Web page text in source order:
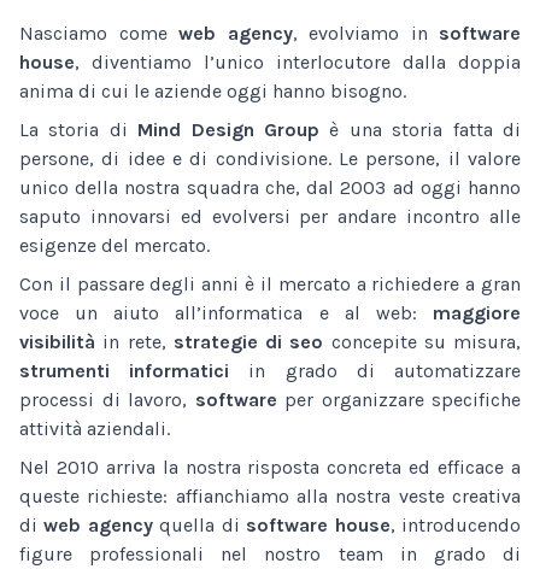
Nasciamo come web agency, evolviamo in software
house, diventiamo l’unico interlocutore dalla doppia
anima di cui le aziende oggi hanno bisogno.
La storia di Mind Design Group è una storia fatta di
persone, di idee e di condivisione. Le persone, il valore
unico della nostra squadra che, dal 2003 ad oggi hanno
saputo innovarsi ed evolversi per andare incontro alle
esigenze del mercato.
Con il passare degli anni è il mercato a richiedere a gran
voce un aiuto all’informatica e al web: maggiore
visibilità in rete, strategie di seo concepite su misura,
strumenti informatici in grado di automatizzare
processi di lavoro, software per organizzare specifiche
attività aziendali.
Nel 2010 arriva la nostra risposta concreta ed efficace a
queste richieste: affianchiamo alla nostra veste creativa
diweb agencyquella di software house, introducendo
figure professionali nel nostro team in grado di